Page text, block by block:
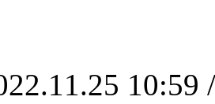
10:59